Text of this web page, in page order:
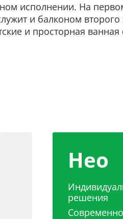
исполнении. На
и балконом
и просторная
Нео
решения